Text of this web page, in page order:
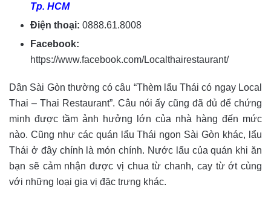
Tp. HCM
Điện thoại: 0888.61.8008
Facebook:
https://www.facebook.com/Localthairestaurant/
Dân Sài Gòn thường có câu “Thèm lẩu Thái có ngay Local
Thai – Thai Restaurant”. Câu nói ấy cũng đã đủ để chứng
minh được tầm ảnh hưởng lớn của nhà hàng đến mức
nào. Cũng như các quán lẩu Thái ngon Sài Gòn khác, lẩu
Thái ở đây chính là món chính. Nước lẩu của quán khi ăn
bạn sẽ cảm nhận được vị chua từ chanh, cay từ ớt cùng
với những loại gia vị đặc trưng khác.